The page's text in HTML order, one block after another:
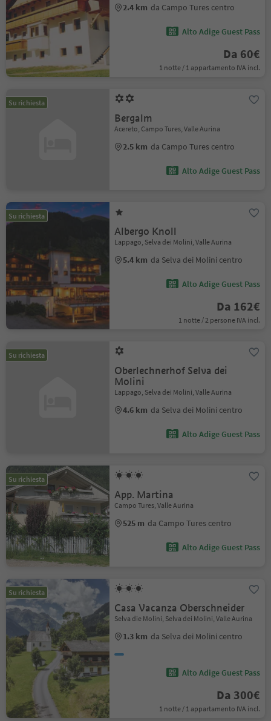
2.4 km da Campo Tures centro
Alto Adige Guest Pass
Da 60€
1 notte / 1 appartamento IVA incl.
Su richiesta
Bergalm
Acereto, Campo Tures, Valle Aurina
2.5 km da Campo Tures centro
Alto Adige Guest Pass
Su richiesta
Albergo Knoll
Lappago, Selva dei Molini, Valle Aurina
5.4 km da Selva dei Molini centro
Alto Adige Guest Pass
Da 162€
1 notte / 2 persone IVA incl.
Su richiesta
Oberlechnerhof Selva dei
Molini
Lappago, Selva dei Molini, Valle Aurina
4.6 km da Selva dei Molini centro
Alto Adige Guest Pass
Su richiesta
App. Martina
Campo Tures, Valle Aurina
525 m da Campo Tures centro
Alto Adige Guest Pass
Su richiesta
Casa Vacanza Oberschneider
Selva die Molini, Selva dei Molini, Valle Aurina
1.3 km da Selva dei Molini centro
Alto Adige Guest Pass
Da 300€
1 notte / 1 appartamento IVA incl.